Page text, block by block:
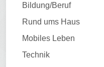
Bildung/Beruf
Rund ums Haus
Mobiles Leben
Technik